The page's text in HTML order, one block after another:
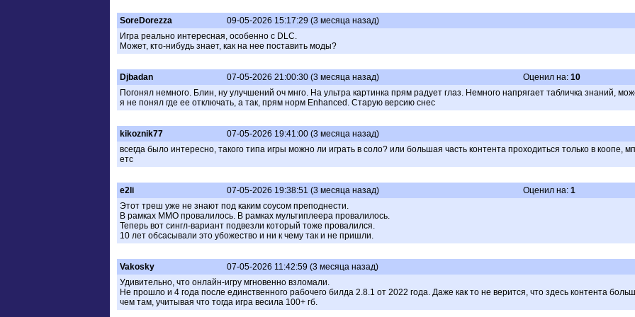
SoreDorezza
09-05-2026 15:17:29 (3 месяца назад)
Игра реально интересная, особенно с DLC.
Может, кто-нибудь знает, как на нее поставить моды?
Djbadan 07-05-2026 21:00:30 (3 месяца назад) Оценил на: 10
Погонял немного. Блин, ну улучшений оч мнго. На ультра картинка прям радует глаз. Немного напрягает табличка знаний,
я не понял где ее отключать, а так, прям норм Enhanced. Старую версию снес
kikoznik77
07-05-2026 19:41:00 (3 месяца назад)
всегда было интересно, такого типа игры можно ли играть в соло? или большая часть контента проходиться только в коопе, мп
етс
e2li 07-05-2026 19:38:51 (3 месяца назад) Оценил на: 1
Этот треш уже не знают под каким соусом преподнести.
В рамках ММО провалилось. В рамках мультиплеера провалилось.
Теперь вот сингл-вариант подвезли который тоже провалился.
10 лет обсасывали это убожество и ни к чему так и не пришли.
Vakosky
07-05-2026 11:42:59 (3 месяца назад)
Удивительно, что онлайн-игру мгновенно взломали.
Не прошло и 4 года после единственного рабочего билда 2.8.1 от 2022 года. Даже как то не верится, что здесь контента
чем там, учитывая что тогда игра весила 100+ гб.